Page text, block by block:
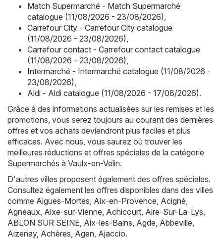
Match Supermarché - Match Supermarché
catalogue (11/08/2026 - 23/08/2026)
Carrefour City - Carrefour City catalogue
(11/08/2026 - 23/08/2026)
Carrefour contact - Carrefour contact catalogue
(11/08/2026 - 23/08/2026)
Intermarché - Intermarché catalogue (11/08/2026 -
23/08/2026)
Aldi - Aldi catalogue (11/08/2026 - 17/08/2026).
Grâce à des informations actualisées sur les remises et les
promotions, vous serez toujours au courant des dernières
offres et vos achats deviendront plus faciles et plus
efficaces. Avec nous, vous saurez où trouver les
meilleures réductions et offres spéciales de la catégorie
Supermarchés à Vaulx-en-Velin.
D'autres villes proposent également des offres spéciales.
Consultez également les offres disponibles dans des villes
comme Aigues-Mortes Aix-en-Provence Acigné
Agneaux Aixe-sur-Vienne Achicourt Aire-Sur-La-Lys
ABLON SUR SEINE Aix-les-Bains Agde Abbeville
Aizenay, Achères Agen Ajaccio.